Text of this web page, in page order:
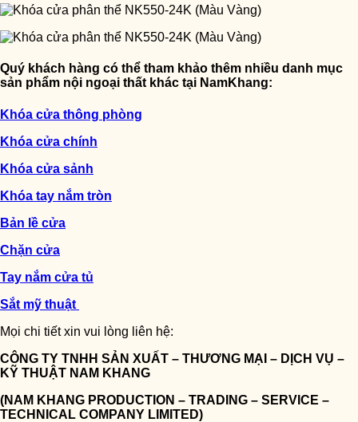
Quý khách hàng có thể tham khảo thêm nhiều danh mục
sản phẩm nội ngoại thất khác tại NamKhang:
Khóa cửa thông phòng
Khóa cửa chính
Khóa cửa sảnh
Khóa tay nắm tròn
Bản lề cửa
Chặn cửa
Tay nắm cửa tủ
Sắt mỹ thuật
Mọi chi tiết xin vui lòng liên hệ:
CÔNG TY TNHH SẢN XUẤT – THƯƠNG MẠI – DỊCH VỤ –
KỸ THUẬT NAM KHANG
(NAM KHANG PRODUCTION – TRADING – SERVICE –
TECHNICAL COMPANY LIMITED)